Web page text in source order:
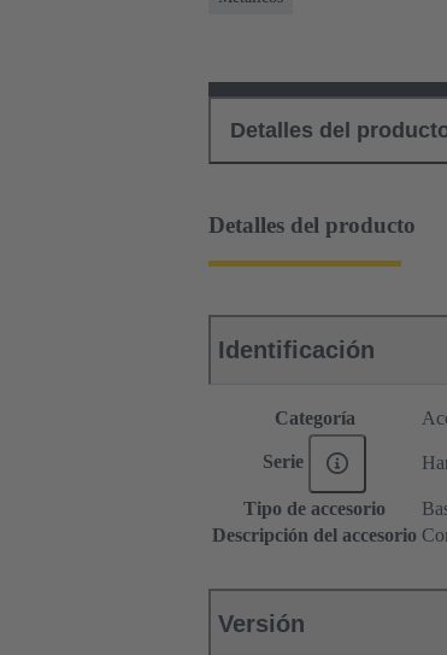
Detalles del
Detalles del producto
Identificación
Categoría
Serie
Tipo de accesorio
Descripción del accesorio
Versión